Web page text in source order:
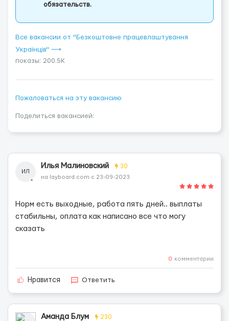
обязательств.
Все вакансии от "Безкоштовне працевлаштування
Українців" ⟶
показы: 200.5K
Пожаловаться на эту вакансию
Поделиться вакансией:
ИЛ
Илья Малиновский 30
на layboard.com с 23-09-2023
Норм есть выходные, работа пять дней.. выплаты
стабильны, оплата как написано все что могу
сказать
0 комментарии
Нравится Ответить
Аманда Блум 230